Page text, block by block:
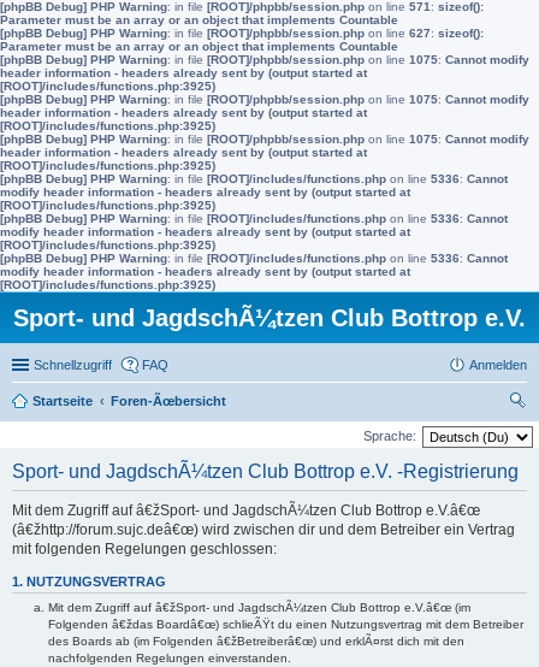
[phpBB Debug] PHP Warning: in file [ROOT]/phpbb/session.php on line 571 : sizeof():
Parameter must be an array or an object that implements Countable
[phpBB Debug] PHP Warning: in file [ROOT]/phpbb/session.php on line 627: sizeof():
Parameter must be an array or an object that implements Countable
[phpBB Debug] PHP Warning: in file [ROOT]/phpbb/session.php on line 1075: Cannot modify
header information - headers already sent by (output started at
[ROOT]/includes/functions.php:3925)
[phpBB Debug] PHP Warning: in file [ROOT]/phpbb/session.php on line 1075: Cannot modify
header information - headers already sent by (output started at
[ROOT]/includes/functions.php:3925)
[phpBB Debug] PHP Warning: in file [ROOT]/phpbb/session.php on line 1075: Cannot modify
header information - headers already sent by (output started at
[ROOT]/includes/functions.php:3925)
[phpBB Debug] PHP Warning: in file [ROOT]/includes/functions.php on line 5336: Cannot
modify header information - headers already sent by (output started at
[ROOT]/includes/functions.php:3925)
[phpBB Debug] PHP Warning: in file [ROOT]/includes/functions.php on line 5336: Cannot
modify header information - headers already sent by (output started at
[ROOT]/includes/functions.php:3925)
[phpBB Debug] PHP Warning: in file [ROOT]/includes/functions.php on line 5336: Cannot
modify header information - headers already sent by (output started at
[ROOT]/includes/functions.php:3925)
Sport- und JagdschÃ¼tzen Club Bottrop e.V.
Schnellzugriff FAQ Anmelden
Startseite
Foren-Ãœbersicht
uc
Sprache:
Sport- und JagdschÃ¼tzen Club Bottrop e.V. -Registrierung
Mit dem Zugriff auf â€žSport- und JagdschÃ¼tzen Club Bottrop e.V.â€œ
(â€žhttp://forum.sujc.deâ€œ) wird zwischen dir und dem Betreiber ein Vertrag
mit folgenden Regelungen geschlossen:
1. NUTZUNGSVERTRAG
Mit dem Zugriff auf â€žSport- und JagdschÃ¼tzen Club Bottrop e.V.â€œ (im
Folgenden â€ždas Boardâ€œ) schlieÃŸt du einen Nutzungsvertrag mit dem Betreiber
des Boards ab (im Folgenden â€žBetreiberâ€œ) und erklÃ¤rst dich mit den
nachfolgenden Regelungen einverstanden.